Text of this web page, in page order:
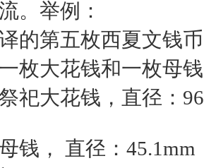
。举例：
第五枚西夏文钱币
大花钱和一枚母
大花钱，直径：
， 直径：